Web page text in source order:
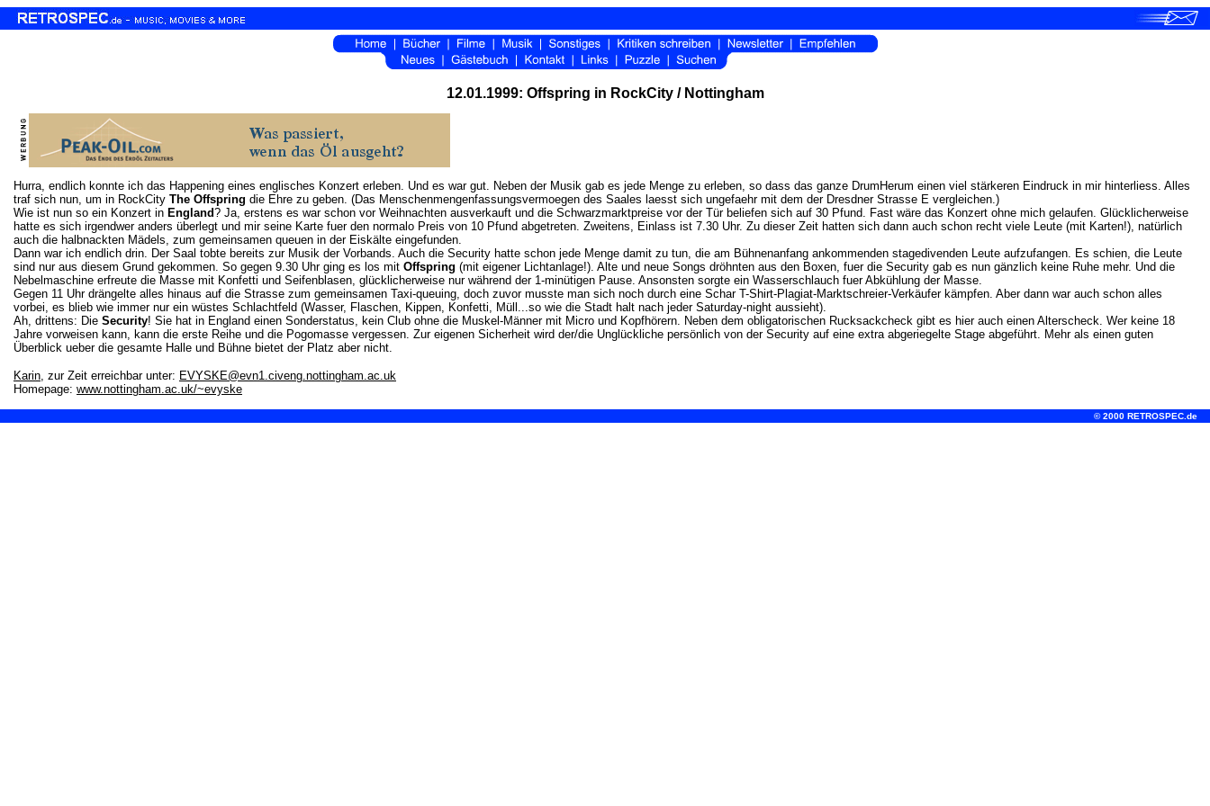
12.01.1999: Offspring in RockCity / Nottingham
Hurra, endlich konnte ich das Happening eines englisches Konzert erleben. Und es war gut. Neben der Musik gab es jede Menge zu erleben, so dass das ganze DrumHerum einen viel stärkeren Eindruck in mir hinterliess. Alles
traf sich nun, um in RockCity The Offspring die Ehre zu geben. (Das Menschenmengenfassungsvermoegen des Saales laesst sich ungefaehr mit dem der Dresdner Strasse E vergleichen.)
Wie ist nun so ein Konzert in England? Ja, erstens es war schon vor Weihnachten ausverkauft und die Schwarzmarktpreise vor der Tür beliefen sich auf 30 Pfund. Fast wäre das Konzert ohne mich gelaufen. Glücklicherweise
hatte es sich irgendwer anders überlegt und mir seine Karte fuer den normalo Preis von 10 Pfund abgetreten. Zweitens, Einlass ist 7.30 Uhr. Zu dieser Zeit hatten sich dann auch schon recht viele Leute (mit Karten!), natürlich
auch die halbnackten Mädels, zum gemeinsamen queuen in der Eiskälte eingefunden.
Dann war ich endlich drin. Der Saal tobte bereits zur Musik der Vorbands. Auch die Security hatte schon jede Menge damit zu tun, die am Bühnenanfang ankommenden stagedivenden Leute aufzufangen. Es schien, die Leute
sind nur aus diesem Grund gekommen. So gegen 9.30 Uhr ging es los mit Offspring (mit eigener Lichtanlage!). Alte und neue Songs dröhnten aus den Boxen, fuer die Security gab es nun gänzlich keine Ruhe mehr. Und die
Nebelmaschine erfreute die Masse mit Konfetti und Seifenblasen, glücklicherweise nur während der 1-minütigen Pause. Ansonsten sorgte ein Wasserschlauch fuer Abkühlung der Masse.
Gegen 11 Uhr drängelte alles hinaus auf die Strasse zum gemeinsamen Taxi-queuing, doch zuvor musste man sich noch durch eine Schar T-Shirt-Plagiat-Marktschreier-Verkäufer kämpfen. Aber dann war auch schon alles
vorbei, es blieb wie immer nur ein wüstes Schlachtfeld (Wasser, Flaschen, Kippen, Konfetti, Müll...so wie die Stadt halt nach jeder Saturday-night aussieht).
Ah, drittens: Die Security! Sie hat in England einen Sonderstatus, kein Club ohne die Muskel-Männer mit Micro und Kopfhörern. Neben dem obligatorischen Rucksackcheck gibt es hier auch einen Alterscheck. Wer keine 18
Jahre vorweisen kann, kann die erste Reihe und die Pogomasse vergessen. Zur eigenen Sicherheit wird der/die Unglückliche persönlich von der Security auf eine extra abgeriegelte Stage abgeführt. Mehr als einen guten
Überblick ueber die gesamte Halle und Bühne bietet der Platz aber nicht.
Karin, zur Zeit erreichbar unter: EVYSKE@evn1.civeng.nottingham.ac.uk
Homepage: www.nottingham.ac.uk/~evyske
© 2000 RETROSPEC.de